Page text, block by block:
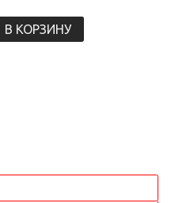
В КОРЗИНУ